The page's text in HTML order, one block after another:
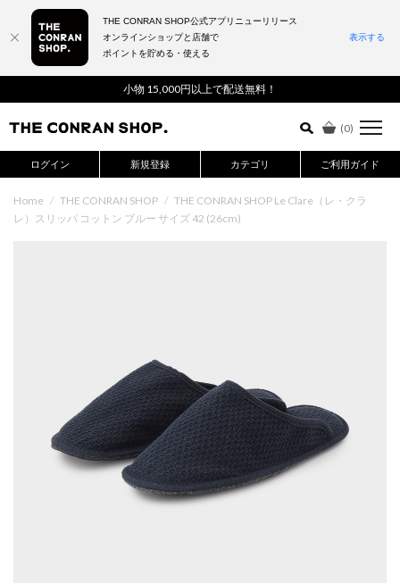
小物 15,000円以上で配送無料！
(0)
ログイン 新規登録 カテゴリ ご利用ガイド
詳細検索はこちら
Home / THE CONRAN SHOP / THE CONRAN SHOP Le Clare（レ・クラ
レ）スリッパ コットン ブルー サイズ 42 (26cm)
THE CONRAN SHOP公式アプリニューリリース
オンラインショップと店舗で
ポイントを貯める・使える
表示する